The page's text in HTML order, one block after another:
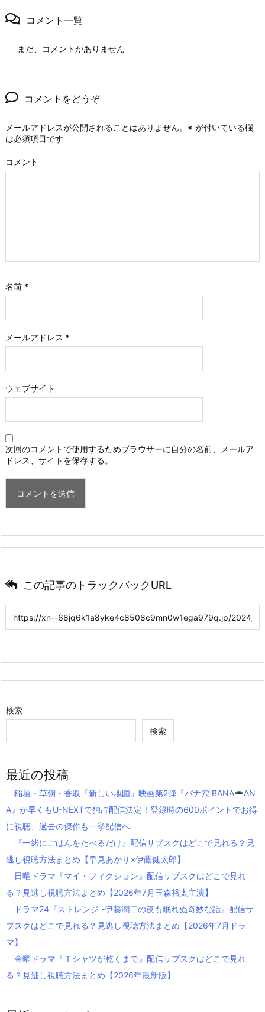
コメント一覧
まだ、コメントがありません
コメントをどうぞ
メールアドレスが公開されることはありません。 ※ が付いている欄
は必須項目です
コメント
名前 *
メールアドレス *
ウェブサイト
次回のコメントで使用するためブラウザーに自分の名前、メールア
ドレス、サイトを保存する。
この記事のトラックバックURL
検索
検索
最近の投稿
稲垣・草彅・香取「新しい地図」映画第2弾『バナ穴 BANA
AN
A』が早くもU-NEXTで独占配信決定！登録時の600ポイントでお得
に視聴、過去の傑作も一挙配信へ
『一緒にごはんをたべるだけ』配信サブスクはどこで見れる？見
逃し視聴方法まとめ【早見あかり×伊藤健太郎】
日曜ドラマ『マイ・フィクション』配信サブスクはどこで見れ
る？見逃し視聴方法まとめ【2026年7月玉森裕太主演】
ドラマ24『ストレンジ -伊藤潤二の夜も眠れぬ奇妙な話』配信サ
ブスクはどこで見れる？見逃し視聴方法まとめ【2026年7月ドラ
マ】
金曜ドラマ『Ｔシャツが乾くまで』配信サブスクはどこで見れ
る？見逃し視聴方法まとめ【2026年最新版】